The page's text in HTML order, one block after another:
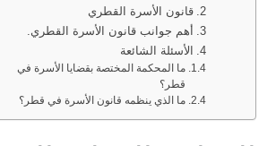
قانون الأسرة القطري
أهم جوانب قانون الأسرة القطري.
الأسئلة الشائعة
ما المحكمة المختصة بقضايا الأسرة في
قطر؟
ما الذي ينظمه قانون الأسرة في قطر؟